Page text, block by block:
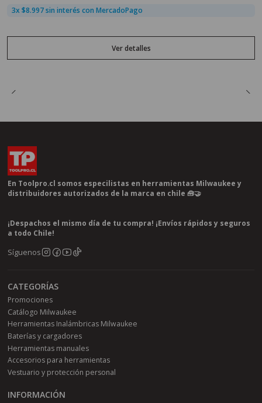
3x $8.997 sin interés con MercadoPago
Ver detalles
En Toolpro.cl somos especilistas en herramientas Milwaukee y
distribuidores autorizados de la marca en chile 🧰🤝
¡Despachos el mismo día de tu compra! ¡Envíos rápidos y seguros
a todo Chile!
Síguenos
CATEGORÍAS
Promociones
Catálogo Milwaukee
Herramientas Inalámbricas Milwaukee
Baterías y cargadores
Herramientas manuales
Accesorios para herramientas
Vestuario y protección personal
INFORMACIÓN